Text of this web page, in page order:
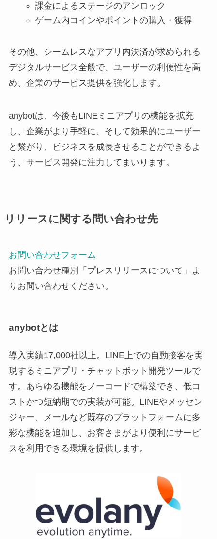
課金によるステージのアンロック
ゲーム内コインやポイントの購入・獲得
その他、シームレスなアプリ内決済が求められる
デジタルサービス全般で、ユーザーの利便性を高
め、企業のサービス提供を強化します。
anybotは、今後もLINEミニアプリの機能を拡充
し、企業がより手軽に、そして効果的にユーザー
と繋がり、ビジネスを成長させることができるよ
う、サービス開発に注力してまいります。
リリースに関する問い合わせ先
お問い合わせフォーム
お問い合わせ種別「プレスリリースについて」よ
りお問い合わせください。
anybotとは
導入実績17,000社以上。LINE上での自動接客を実
現するミニアプリ・チャットボット開発ツールで
す。あらゆる機能をノーコードで構築でき、低コ
ストかつ短納期での実装が可能。LINEやメッセン
ジャー、メールなど既存のプラットフォームに多
彩な機能を追加し、お客さまがより便利にサービ
スを利用できる環境を提供します。